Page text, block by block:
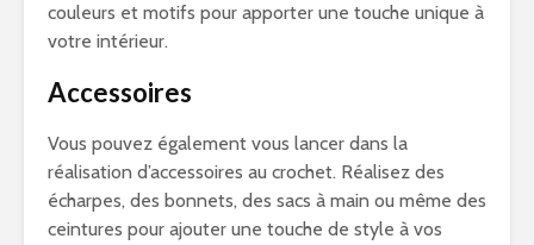
couleurs et motifs pour apporter une touche unique à
votre intérieur.
Accessoires
Vous pouvez également vous lancer dans la
réalisation d’accessoires au crochet. Réalisez des
écharpes, des bonnets, des sacs à main ou même des
ceintures pour ajouter une touche de style à vos